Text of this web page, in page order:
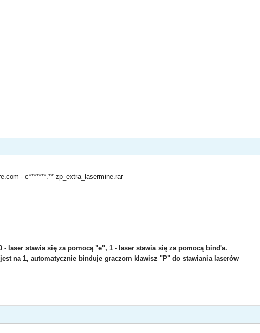
- c*******.** zp_extra_lasermine.rar
- laser stawia się za pomocą "e", 1 - laser stawia się za pomocą bind'a.
na 1, automatycznie binduje graczom klawisz "P" do stawiania laserów